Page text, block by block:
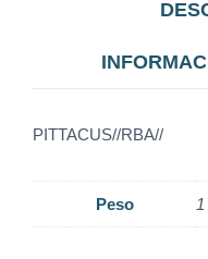
PITTACUS//RBA//
Peso